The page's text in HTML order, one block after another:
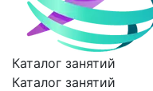
Каталог занятий
Каталог занятий